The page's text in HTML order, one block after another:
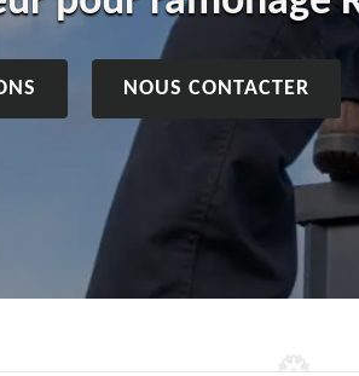
NOUS CONTACTER